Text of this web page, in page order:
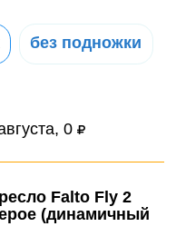
без подножки
0
Falto Fly 2
(динамичный